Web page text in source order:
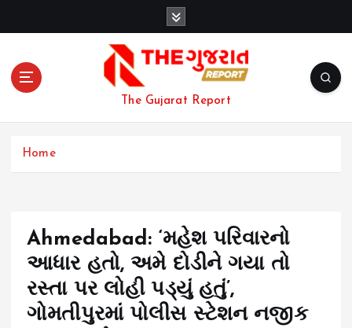
The Gujarat Report
Home
Ahmedabad: ‘મહેશ પરિવારનો
આધાર હતો, અમે દોડીને ગયા તો
રસ્તા પર લોહી પડ્યું હતું’,
ગોમતીપુરમાં પોલીસ સ્ટેશન નજીક